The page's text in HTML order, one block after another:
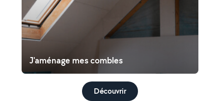
J'aménage mes combles
Découvrir